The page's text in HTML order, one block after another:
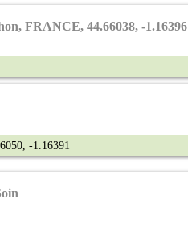
FRANCE, 44.66038, -1.16396
-1.16391